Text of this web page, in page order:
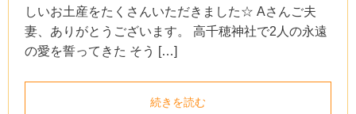
しいお土産をたくさんいただきました☆ Aさんご夫
妻、ありがとうございます。 高千穂神社で2人の永遠
の愛を誓ってきた そう […]
続きを読む